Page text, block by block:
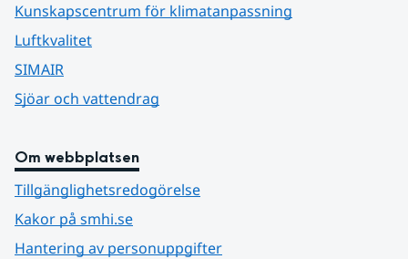
Kunskapscentrum för klimatanpassning
Luftkvalitet
SIMAIR
Sjöar och vattendrag
Om webbplatsen
Tillgänglighetsredogörelse
Kakor på smhi.se
Hantering av personuppgifter